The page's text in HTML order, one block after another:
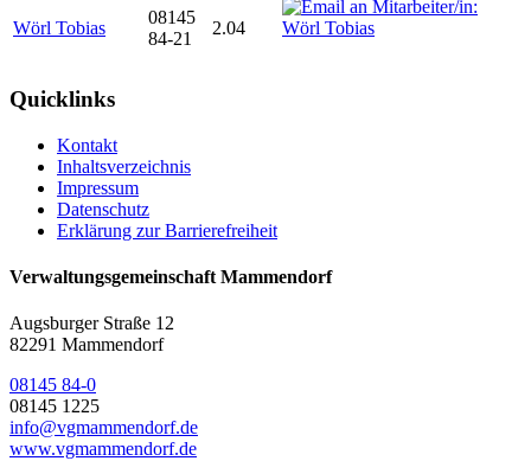
Wörl Tobias
08145
84-21
2.04
Quicklinks
Kontakt
Inhaltsverzeichnis
Impressum
Datenschutz
Erklärung zur Barrierefreiheit
Verwaltungsgemeinschaft Mammendorf
Augsburger Straße 12
82291 Mammendorf
08145 84-0
08145 1225
info@vgmammendorf.de
www.vgmammendorf.de